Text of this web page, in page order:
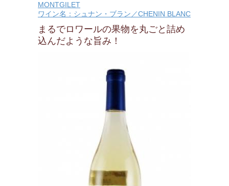
MONTGILET
ワイン名：シュナン・ブラン／CHENIN BLANC
まるでロワールの果物を丸ごと詰め
込んだような旨み！